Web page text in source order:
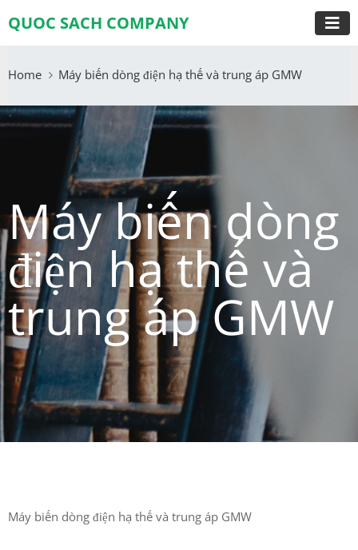
QUOC SACH COMPANY
Home Máy biến dòng điện hạ thế và trung áp GMW
Máy biến dòng
điện hạ thế và
trung áp GMW
Máy biến dòng điện hạ thế và trung áp GMW